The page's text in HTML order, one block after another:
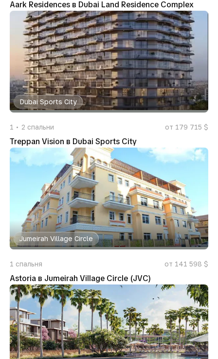
Aark Residences в Dubai Land Residence Complex
Dubai Sports City
1 2 спальни от 179 715 $
Treppan Vision в Dubai Sports City
Jumeirah Village Circle
1 спальня от 141 598 $
Astoria в Jumeirah Village Circle (JVC)